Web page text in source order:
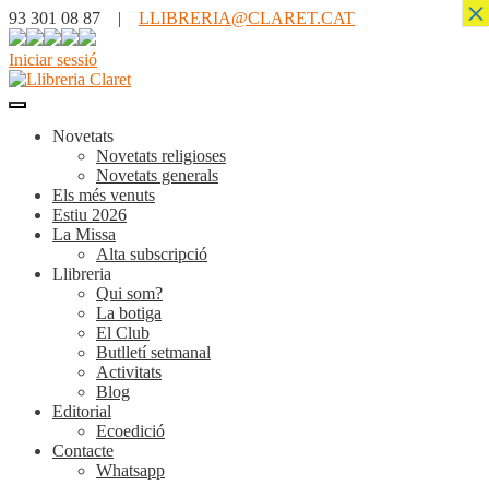
93 301 08 87 | LLIBRERIA@CLARET.CAT
Iniciar sessió
Novetats
Novetats religioses
Novetats generals
Els més venuts
Estiu 2026
La Missa
Alta subscripció
Llibreria
Qui som?
La botiga
El Club
Butlletí setmanal
Activitats
Blog
Editorial
Ecoedició
Contacte
Whatsapp
×